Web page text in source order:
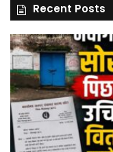
Recent Posts